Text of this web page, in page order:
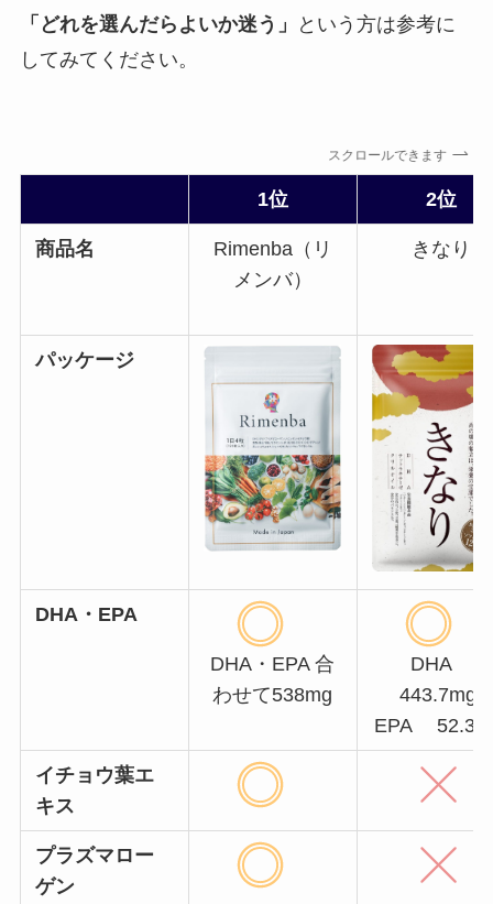
「どれを選んだらよいか迷う」
という方は参考に
してみてください。
スクロールできます
1位 2位
商品名
Rimenba（リ
メンバ）
きなり
パッケージ
DHA・EPA
DHA・EPA 合
わせて538mg
DHA
443.7mg
EPA
イチョウ葉エ
キス
プラズマロー
ゲン